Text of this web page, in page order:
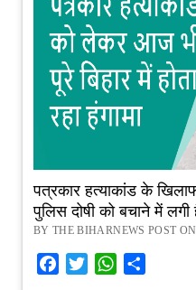
पत्रकार हत्याकांड के
पुलिस दोषी को बचाने में लगी
BY THE BIHARNEWS POST ON
Facebook
TwitterWhatsApp